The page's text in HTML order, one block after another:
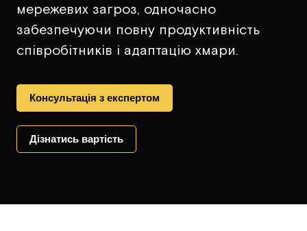
мережевих загроз, одночасно
забезпечуючи повну продуктивність
співробітників і адаптацію хмари.
Консультація з експертом
Дізнатись вартість